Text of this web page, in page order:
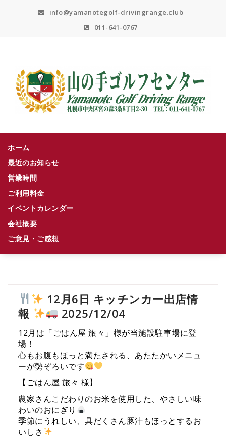
info@yamanotegolf-drivingrange.club
011-641-0767
ホーム
最近のお知らせ
営業時間
ご利用料金
イベントカレンダー
会社概要
ご意見・ご感想
12月6日 キッチンカー出店情
報
2025/12/04
12月は「ごはん屋 旅々」様が当施設駐車場に登
場！
心もお腹もほっと満たされる、あたたかいメニュ
ーが勢ぞろいです
【ごはん屋 旅々 様】
農家さんこだわりのお米を使用した、やさしい味
わいのおにぎり
季節にうれしい、具だくさん豚汁もほっとするお
いしさ